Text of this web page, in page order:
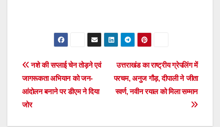
Post
navigation
उत्तराखंड का राष्ट्रीय ग्रेपलिंग में
परचम, अनुज गौड़, दीपाली ने जीता
स्वर्ण, नवीन रयाल को मिला सम्मान
नशे की सप्लाई चेन तोड़ने एवं
जागरूकता अभियान को जन-
आंदोलन बनाने पर डीएम ने दिया
जोर